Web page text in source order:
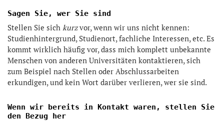
Sagen Sie, wer Sie sind
Stellen Sie sich kurzvor, wenn wir uns nicht kennen:
Studienhintergrund, Studienort, fachliche Interessen, etc. Es
kommt wirklich häufig vor, dass mich komplett unbekannte
Menschen von anderen Universitäten kontaktieren, sich
zum Beispiel nach Stellen oder Abschlussarbeiten
erkundigen, und kein Wort darüber verlieren, wer sie sind.
Wenn wir bereits in Kontakt waren, stellen Sie
den Bezug her